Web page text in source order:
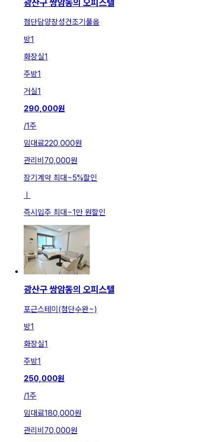
광산구 쌍암동의 오피스텔
첨단담양장성건조기풀옵
방1
화장실1
주방1
거실1
290,000원
/1주
임대료220,000원
관리비 70,000원
장기계약 최대 ~5%할인
즉시입주 최대 ~1만 원할인
광산구 쌍암동의 오피스텔
포근스테이(첨단수완~)
방1
화장실1
주방1
250,000원
/1주
임대료180,000원
관리비 70,000원